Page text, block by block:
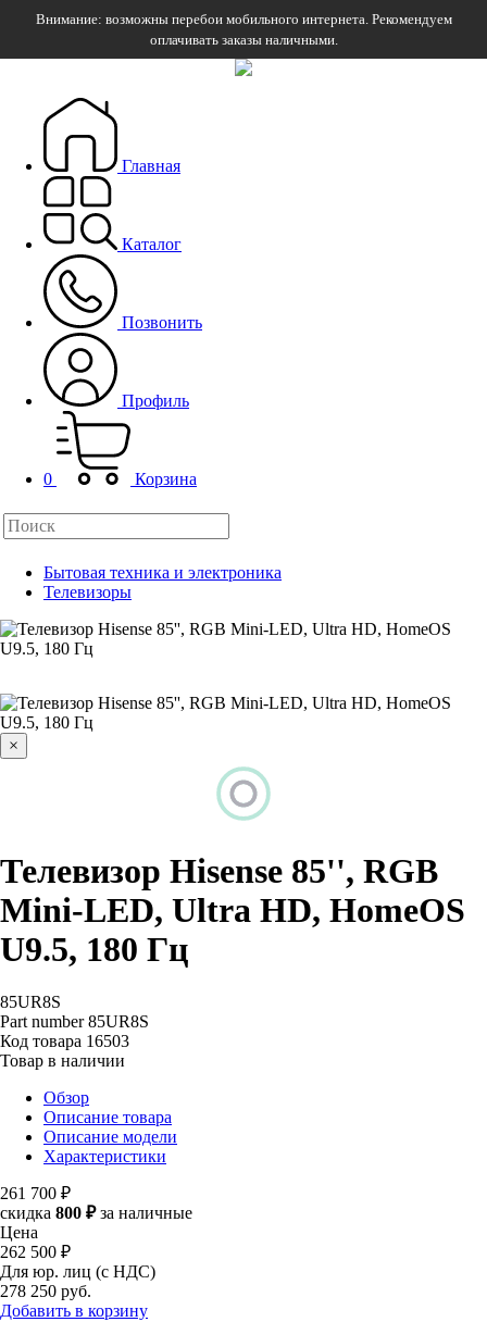
Внимание: возможны перебои мобильного интернета. Рекомендуем
оплачивать заказы наличными.
Главная
Каталог
Позвонить
Профиль
0 Корзина
Бытовая техника и электроника
Телевизоры
×
Телевизор Hisense 85'', RGB
Mini-LED, Ultra HD, HomeOS
U9.5, 180 Гц
85UR8S
Part number 85UR8S
Код товара 16503
Товар в наличии
Обзор
Описание товара
Описание модели
Характеристики
261 700 ₽
скидка 800 ₽за наличные
Цена
262 500 ₽
Для юр. лиц (с НДС)
278 250 руб.
Добавить в корзину